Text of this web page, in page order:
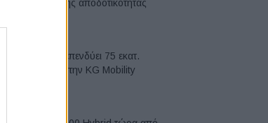
κορυφή της αποδοτικότητας
Η Chery επενδύει 75 εκατ.
δολάρια στην KG Mobility